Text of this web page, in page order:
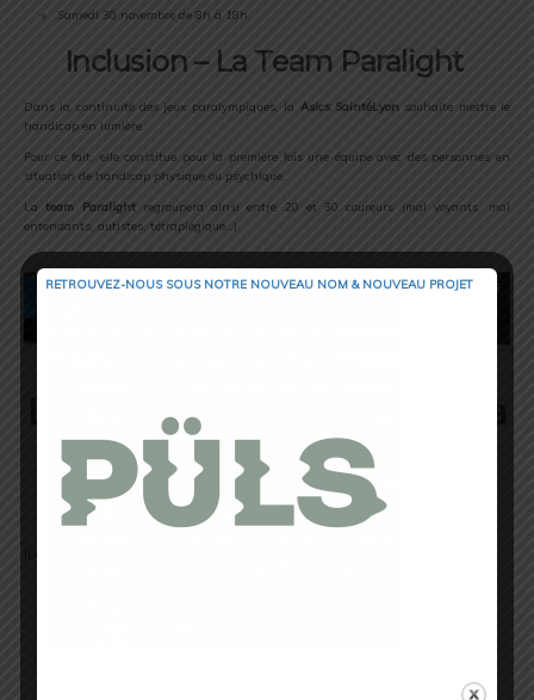
Samedi 30 novembre de 8h à 18h
Inclusion – La Team Paralight
Dans la continuité des jeux paralympiques, la Asics SaintéLyon souhaite mettre le
handicap en lumière.
Pour ce fait, elle constitue pour la première fois une équipe avec des personnes en
situation de handicap physique ou psychique.
Lateam Paralightregroupera ainsi entre 20 et 30 coureurs (mal voyants, mal
entendants, autistes, tétraplégique…)
Les différentes courses de la
Asics SaintéLyon 70ème
anniversaire
RETROUVEZ-NOUS SOUS NOTRE NOUVEAU NOM & NOUVEAU PROJET